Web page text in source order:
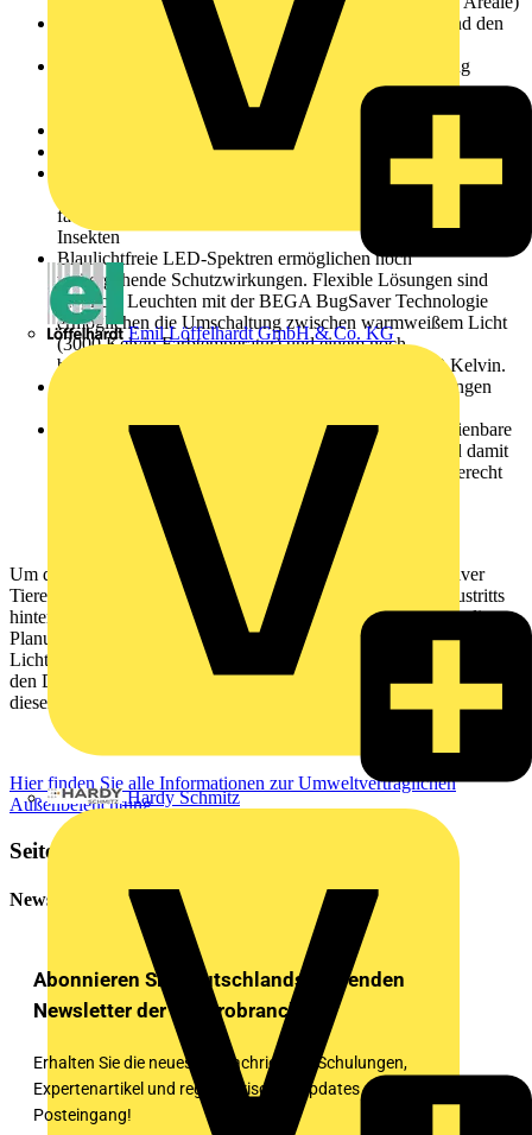
Emil Löffelhardt GmbH & Co. KG
Hardy Schmitz
Das Farbspektrum sollte an die jeweilige Jahreszeit und den
Naturraum angepasst werden
Blendung, auftretendes Streulicht und Lichtabstrahlung
seitlich und oberhalb der Leuchten sind möglichst zu
vermeiden, um den dunklen Nachthimmel zu erhalten
Licht nur dorthin lenken, wo es benötigt wird
Licht nicht heller als notwendig einsetzen
favorisieren – das vermindert die anziehende Wirkung auf
Insekten
Blaulichtfreie LED-Spektren ermöglichen noch
weitergehende Schutzwirkungen. Flexible Lösungen sind
möglich: Leuchten mit der BEGA BugSaver Technologie
ermöglichen die Umschaltung zwischen warmweißem Licht
(3000 Kelvin Farbtemperatur) und einem noch
blaulichtreduzierterem Amber-Farbton ähnlich 1800 Kelvin.
Auf hohe Schutzart der Leuchten achten – das Eindringen
Eine intelligente und leicht sowie ortsunabhängig bedienbare
Lichtsteuerung wie BEGA Connect spart Energie und damit
Kosten. Zudem kann das Licht bedarfs- und umweltgerecht
genutzt werden
Um die Dunkelheit des Nachthimmels zum Schutz nachtaktiver
Tiere zu erhalten, achten Sie auf die Ausweisung des Lichtaustritts
hinter, über und vor der Leuchte (BUG-Rating). Ebenfalls in die
Planung einzubeziehen ist der nach oben und unten abgestrahlte
Lichtstrom (CEN Flux Code). Diese Informationen finden Sie in
den Datenblättern der BEGA Leuchten. Weitere Erläuterungen zu
diesen Messwerten auf bega.com/darksky
Hier finden Sie alle Informationen zur Umweltverträglichen
Außenbeleuchtung
Seitenleiste
Newsletter
Abonnieren Sie Deutschlands führenden
Newsletter der Elektrobranche!
Erhalten Sie die neuesten Nachrichten, Schulungen,
Expertenartikel und regulatorischen Updates direkt in Ihren
Posteingang!